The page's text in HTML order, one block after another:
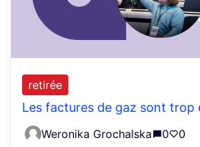
Les factures de gaz sont trop
retirée
Weronika Grochalska 0 0